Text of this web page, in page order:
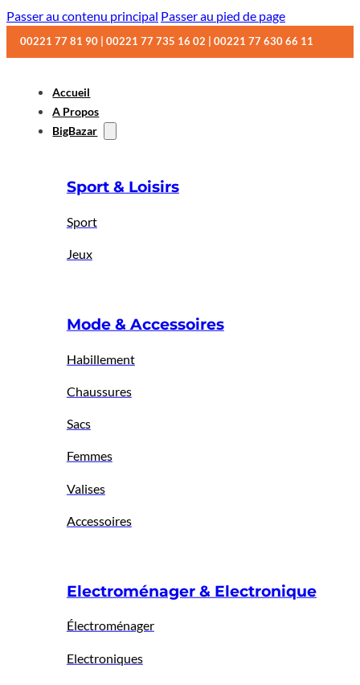
Passer au contenu principal Passer au pied de page
00221 77 81 90 | 00221 77 735 16 02 | 00221 77 630 66 11
Accueil
A Propos
BigBazar
Sport & Loisirs
Sport
Jeux
Mode & Accessoires
Habillement
Chaussures
Sacs
Femmes
Valises
Accessoires
Electroménager & Electronique
Électroménager
Electroniques